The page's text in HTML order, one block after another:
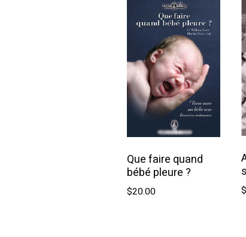
Que faire quand
bébé pleure ?
$20.00 $